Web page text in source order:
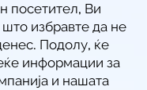
посетител, Ви
избравте да не
Подолу, ќе
информации за
и нашата